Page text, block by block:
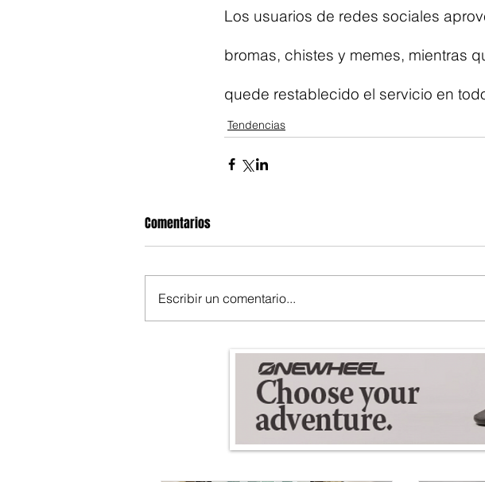
Los usuarios de redes sociales
bromas, chistes y memes, mientras
quede restablecido el servicio en
Tendencias
Comentarios
Escribir un comentario...